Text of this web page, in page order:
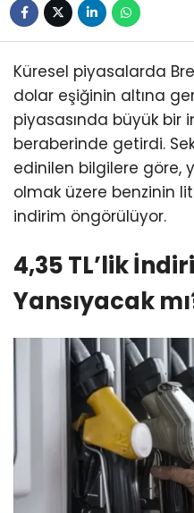
Küresel piyasalarda
dolar eşiğinin altına
piyasasında büyük bir
beraberinde getirdi.
edinilen bilgilere göre,
olmak üzere benzinin
indirim öngörülüyor.
4,35 TL’lik
Yansıyacak